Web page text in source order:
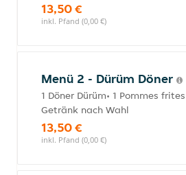
13,50 €
inkl. Pfand (0,00 €)
Menü 2 - Dürüm Döner
1 Döner Dürüm• 1 Pommes
Getränk nach Wahl
13,50 €
inkl. Pfand (0,00 €)